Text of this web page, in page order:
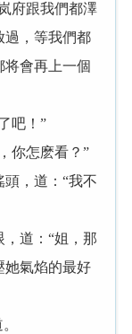
府跟我們都澤
過，等我們都
将會再上一個
吧！”
你怎麽看？”
，道：“我不
道：“姐，那
她氣焰的最好